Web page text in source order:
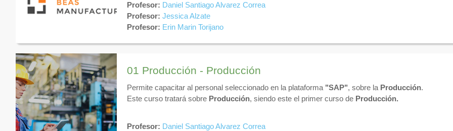
Profesor: Daniel Santiago Alvarez Correa
Profesor: Jessica Alzate
Profesor: Erin Marin Torijano
01 Producción - Producción
Permite capacitar al personal seleccionado en la plataforma "SAP", sobre la Producción.
Este curso tratará sobre Producción, siendo este el primer curso de Producción.
Profesor: Daniel Santiago Alvarez Correa